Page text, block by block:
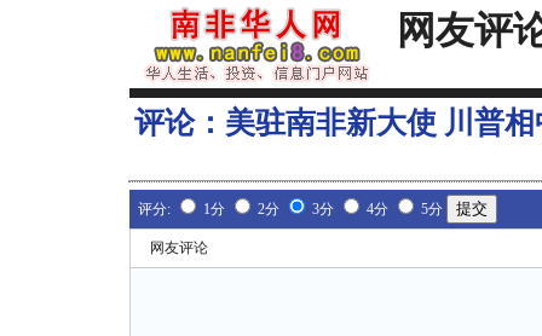
网友评
评论： 美驻南非新大使 川普
评分: 1分 2分 3分 4分 5分
网友评论